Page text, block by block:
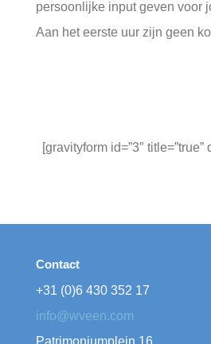
persoonlijke input geven voor
Aan het eerste uur zijn geen
[gravityform id=”3″ title=”true”
Contact
+31 (0)6 430 352 17
info@wveen.com
Patrimoniumplein 16